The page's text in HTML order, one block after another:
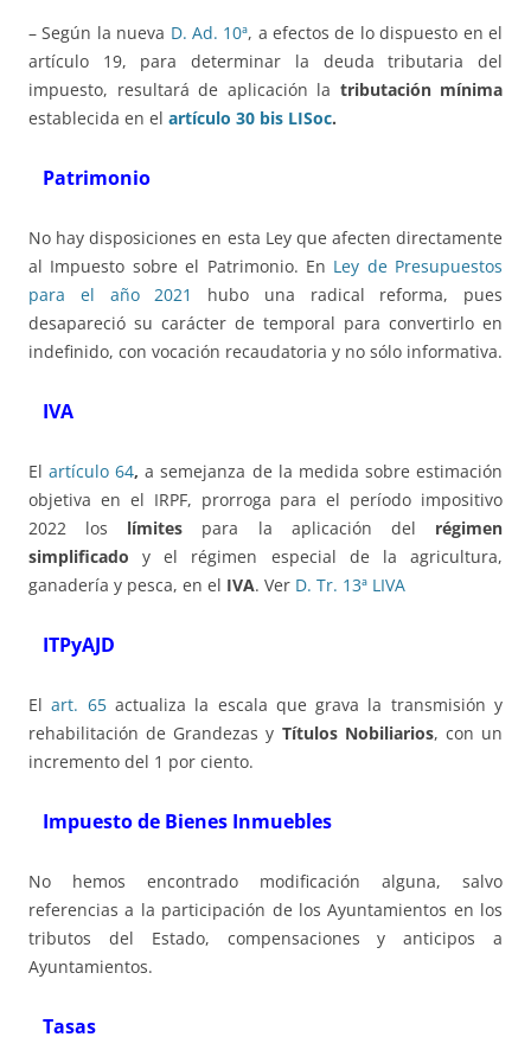
– Según la nueva D. Ad. 10ª, a efectos de lo dispuesto en el
artículo 19, para determinar la deuda tributaria del
impuesto, resultará de aplicación la tributación mínima
establecida en el artículo 30 bis LISoc.
Patrimonio
No hay disposiciones en esta Ley que afecten directamente
al Impuesto sobre el Patrimonio. En Ley de Presupuestos
para el año 2021
hubo una radical reforma, pues
desapareció su carácter de temporal para convertirlo en
indefinido, con vocación recaudatoria y no sólo informativa.
IVA
Elartículo 64,a semejanza de la medida sobre estimación
objetiva en el IRPF, prorroga para el período impositivo
2022 los límites para la aplicación del régimen
simplificado y el régimen especial de la agricultura,
ganadería y pesca, en el IVA. Ver D. Tr. 13ª LIVA
ITPyAJD
Elart. 65actualiza la escala que grava la transmisión y
rehabilitación de Grandezas y Títulos Nobiliarios, con un
incremento del 1 por ciento.
Impuesto de Bienes Inmuebles
No hemos encontrado modificación alguna, salvo
referencias a la participación de los Ayuntamientos en los
tributos del Estado, compensaciones y anticipos a
Ayuntamientos.
Tasas